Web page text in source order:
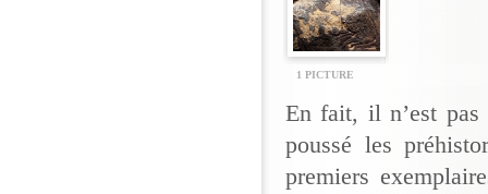
1 PICTURE
En fait, il n’est pas
poussé les
premiers